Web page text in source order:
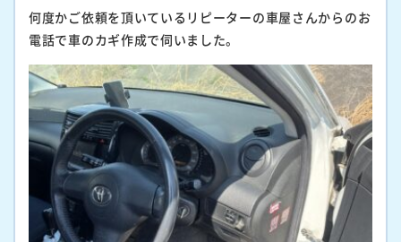
何度かご依頼を頂いているリピーターの車屋さんからのお
電話で車のカギ作成で伺いました。